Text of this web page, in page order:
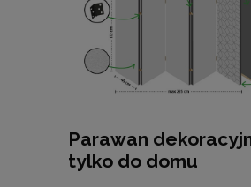
Parawan
tylko do domu